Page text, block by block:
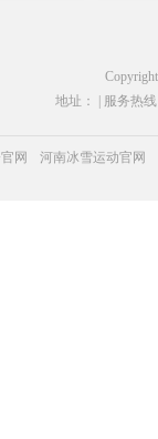
地址： | 服务热线
网 河南冰雪运动官网